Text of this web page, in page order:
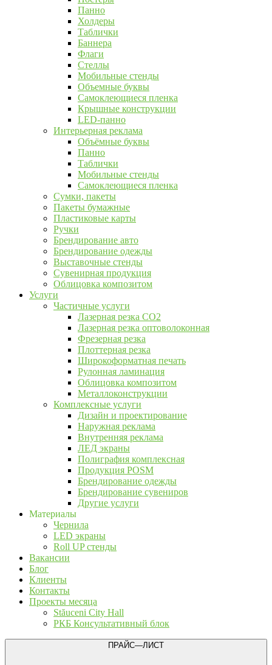
Панно
Холдеры
Таблички
Баннера
Флаги
Стеллы
Мобильные стенды
Объемные буквы
Самоклеющиеся пленка
Крышные конструкции
LED-панно
Интерьерная реклама
Объёмные буквы
Панно
Таблички
Мобильные стенды
Самоклеющиеся пленка
Сумки, пакеты
Пакеты бумажные
Пластиковые карты
Ручки
Брендирование авто
Брендирование одежды
Выставочные стенды
Сувенирная продукция
Облицовка композитом
Услуги
Частичные услуги
Лазерная резка CO2
Лазерная резка оптоволоконная
Фрезерная резка
Плоттерная резка
Широкоформатная печать
Рулонная ламинация
Облицовка композитом
Металлоконструкции
Комплексные услуги
Дизайн и проектирование
Наружная реклама
Внутренняя реклама
ЛЕД экраны
Полиграфия комплексная
Продукция POSM
Брендирование одежды
Брендирование сувениров
Другие услуги
Материалы
Чернила
LED экраны
Roll UP стенды
Вакансии
Блог
Клиенты
Контакты
Проекты месяца
Stăuceni City Hall
РКБ Консультативный блок
ПРАЙС—ЛИСТ